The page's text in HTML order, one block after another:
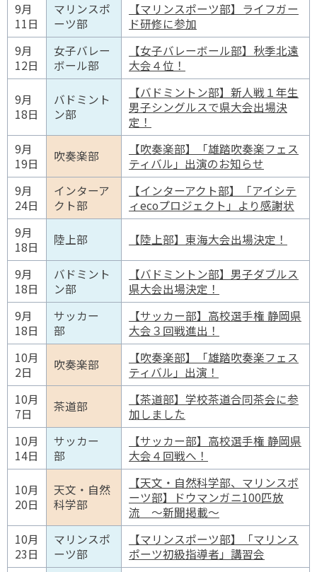
9月
11日
マリンスポ
ーツ部
【マリンスポーツ部】ライフガー
ド研修に参加
9月
12日
女子バレー
ボール部
【女子バレーボール部】秋季北遠
大会４位！
9月
18日
バドミント
ン部
【バドミントン部】新人戦１年生
男子シングルスで県大会出場決
定！
9月
19日
吹奏楽部
【吹奏楽部】「雄踏吹奏楽フェス
ティバル」出演のお知らせ
9月
24日
インターア
クト部
【インターアクト部】「アイシテ
ィecoプロジェクト」より感謝状
9月
18日
陸上部 【陸上部】東海大会出場決定！
9月
18日
バドミント
ン部
【バドミントン部】男子ダブルス
県大会出場決定！
9月
18日
サッカー
部
【サッカー部】高校選手権 静岡県
大会３回戦進出！
10月
2日
吹奏楽部
【吹奏楽部】「雄踏吹奏楽フェス
ティバル」出演！
10月
7日
茶道部
【茶道部】学校茶道合同茶会に参
加しました
10月
14日
サッカー
部
【サッカー部】高校選手権 静岡県
大会４回戦へ！
10月
20日
天文・自然
科学部
【天文・自然科学部、マリンスポ
ーツ部】ドウマンガニ100匹放
流 ～新聞掲載～
10月
23日
マリンスポ
ーツ部
【マリンスポーツ部】「マリンス
ポーツ初級指導者」講習会